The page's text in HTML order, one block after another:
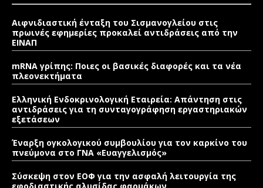
Αιφνιδιαστική ένταξη του Σισμανογλείου στις
πρωινές εφημερίες προκαλεί αντιδράσεις από την
ΕΙΝΑΠ
mRNA γρίπης: Ποιες οι βασικές διαφορές και τα νέα
πλεονεκτήματα
Ελληνική Ενδοκρινολογική Εταιρεία: Απάντηση στις
αντιδράσεις για τη συνταγογράφηση εργαστηριακών
εξετάσεων
Έναρξη ογκολογικού συμβουλίου για τον καρκίνο του
πνεύμονα στο ΓΝΑ «Ευαγγελισμός»
Σύσκεψη στον ΕΟΦ για την ασφαλή λειτουργία της
εφοδιαστικής αλυσίδας φαρμάκων